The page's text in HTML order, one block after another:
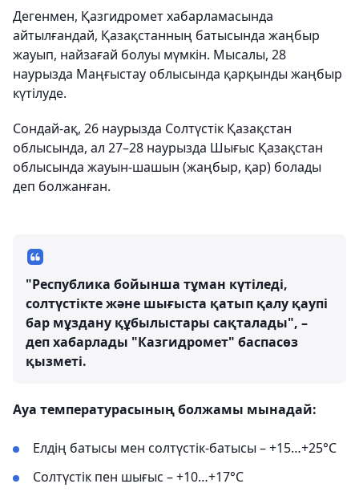
Дегенмен, Қазгидромет хабарламасында
айтылғандай, Қазақстанның батысында жаңбыр
жауып, найзағай болуы мүмкін. Мысалы, 28
наурызда Маңғыстау облысында қарқынды жаңбыр
күтілуде.
Сондай-ақ, 26 наурызда Солтүстік Қазақстан
облысында, ал 27–28 наурызда Шығыс Қазақстан
облысында жауын-шашын (жаңбыр, қар) болады
деп болжанған.
"Республика бойынша тұман күтіледі,
солтүстікте және шығыста қатып қалу қаупі
бар мұздану құбылыстары сақталады", –
деп хабарлады "Казгидромет" баспасөз
қызметі.
Ауа температурасының болжамы мынадай:
Елдің батысы мен солтүстік-батысы – +15…+25°C
Солтүстік пен шығыс – +10…+17°C